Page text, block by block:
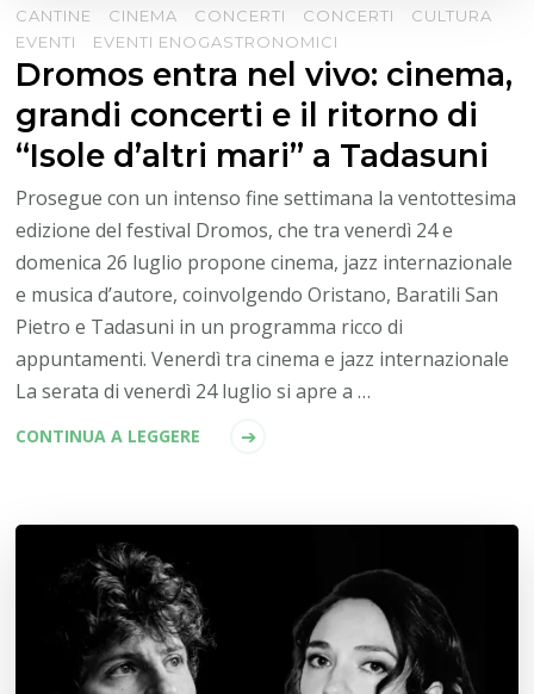
CANTINE CINEMA CONCERTI CONCERTI
CULTURA
EVENTI
EVENTI ENOGASTRONOMICI
Dromos entra nel vivo: cinema,
grandi concerti e il ritorno di
“Isole d’altri mari” a Tadasuni
Prosegue con un intenso fine settimana la ventottesima
edizione del festival Dromos, che tra venerdì 24 e
domenica 26 luglio propone cinema, jazz internazionale
e musica d’autore, coinvolgendo Oristano, Baratili San
Pietro e Tadasuni in un programma ricco di
appuntamenti. Venerdì tra cinema e jazz internazionale
La serata di venerdì 24 luglio si apre a …
CONTINUA A LEGGERE